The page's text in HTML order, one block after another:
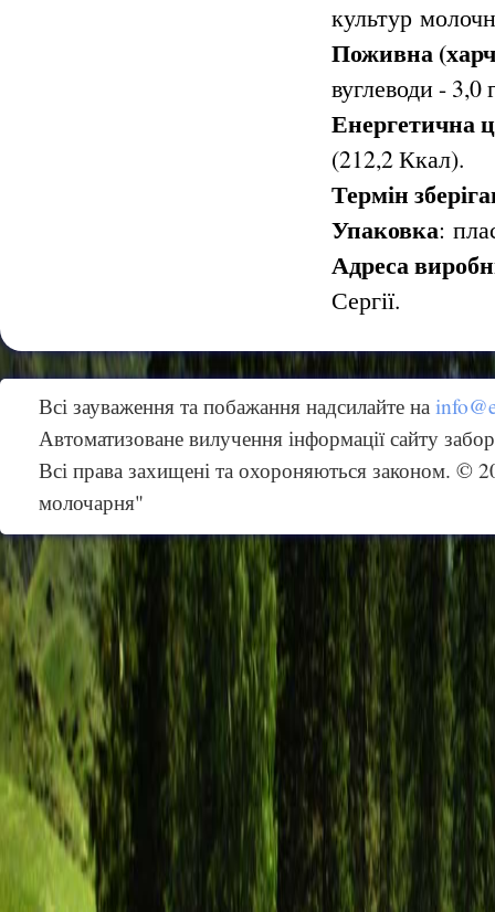
культур
Поживна
вуглеводи - 3,0
Енергетична
(212,2 Ккал).
Термін
Упаковка:
Адреса
Сергії.
Всі зауваження та побажання надсилайте на
Автоматизоване вилучення інформації сайту
Всі права захищені та охороняються законом. ©
молочарня"